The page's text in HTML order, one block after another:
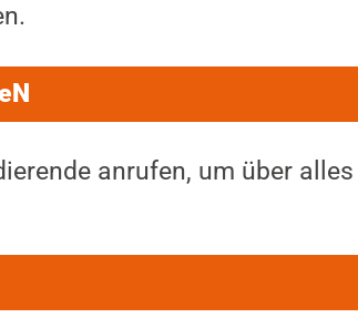
anrufen, um über